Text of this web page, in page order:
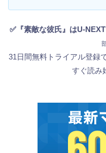
✅『素敵な彼氏』はU-
31日間無料トライアル登録
すぐ読み